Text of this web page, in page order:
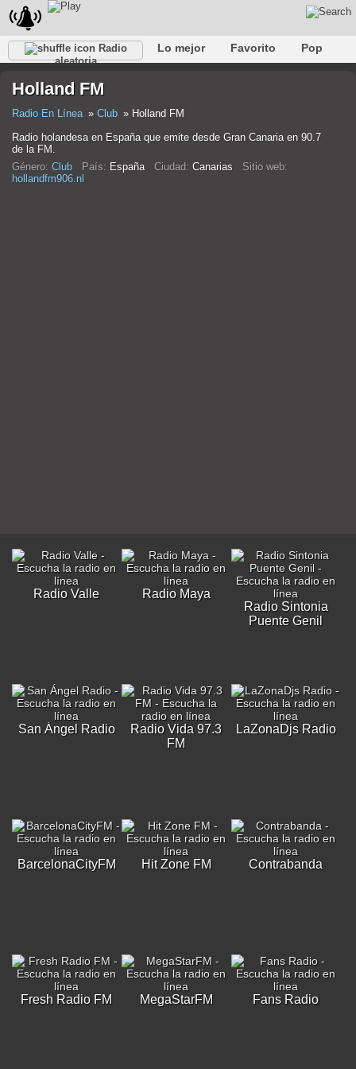
Radio
aleatoria
Lo mejor Favorito
Pop
Rap
Trans
Holland FM
Radio En Línea Club
Holland FM
Radio holandesa en España que emite desde Gran Canaria en 90.7
de la FM.
Género: Club País: España Ciudad: Canarias Sitio web:
hollandfm906.nl
Radio Valle
Radio Maya
Radio Sintonia
Puente Genil
San Ángel Radio
Radio Vida 97.3
FM
LaZonaDjs Radio
BarcelonaCityFM Hit Zone FM Contrabanda
Fresh Radio FM MegaStarFM Fans Radio